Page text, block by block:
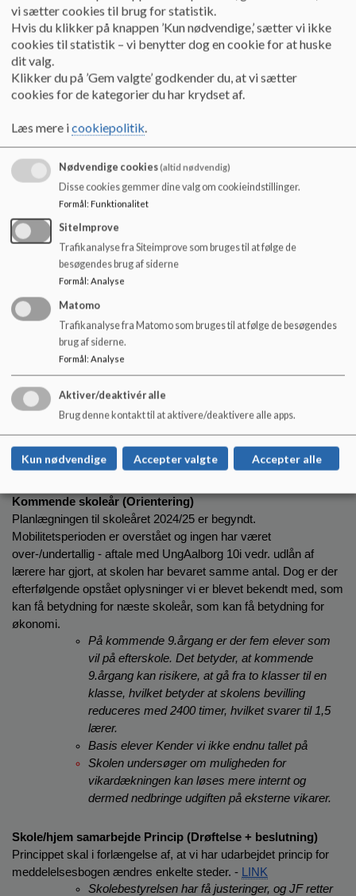
lavet nyt asfalt på
betondæk - AK byg
huller, der er
kommet efter
Alle daginstitution.
undersøge hvad det
80.000 kr og vil
Der vil også blive
Personale
Intet
Intet
Kommende skoleår (Orientering)
Planlægningen til skoleåret 2024/25 er begyndt.
Mobilitetsperioden er overstået og ingen har været
over-/undertallig - aftale med UngAalborg 10i vedr. udlån af
lærere har gjort, at skolen har bevaret samme antal. Dog er der
efterfølgende opstået oplysninger vi er blevet bekendt med, som
kan få betydning for næste skoleår, som kan få betydning for
økonomi.
På kommende 9.årgang er der fem elever som
vil på efterskole. Det betyder, at kommende
9.årgang kan risikere, at gå fra to klasser til en
klasse, hvilket betyder at skolens bevilling
reduceres med 2400 timer, hvilket svarer til 1,5
lærer.
Basis elever Kender vi ikke endnu tallet på
Skolen undersøger om muligheden for
vikardækningen kan løses mere internt og
dermed nedbringe udgiften på eksterne vikarer.
Skole/hjem samarbejde Princip (Drøftelse + beslutning)
Princippet skal i forlængelse af, at vi har udarbejdet princip for
meddelelsesbogen ændres enkelte steder. - LINK
Skolebestyrelsen har få justeringer, og JF retter
vi sætter cookies til brug for statistik.
Hvis du klikker på knappen ’Kun nødvendige,’ sætter vi ikke
cookies til statistik – vi benytter dog en cookie for at huske
dit valg.
Klikker du på ’Gem valgte’ godkender du, at vi sætter
cookies for de kategorier du har krydset af.
Læs mere icookiepolitik.
Nødvendige cookies(altid nødvendig)
Disse cookies gemmer dine valg om cookieindstillinger.
Formål: Funktionalitet
SiteImprove
Trafikanalyse fra Siteimprove som bruges til at følge de
besøgendes brug af siderne
Formål : Analyse
Matomo
Trafikanalyse fra Matomo som bruges til at følge de besøgendes
brug af siderne.
Formål: Analyse
Aktiver/deaktivér alle
Brug denne kontakt til at aktivere/deaktivere alle apps.
Kun nødvendige Accepter valgte Accepter alle